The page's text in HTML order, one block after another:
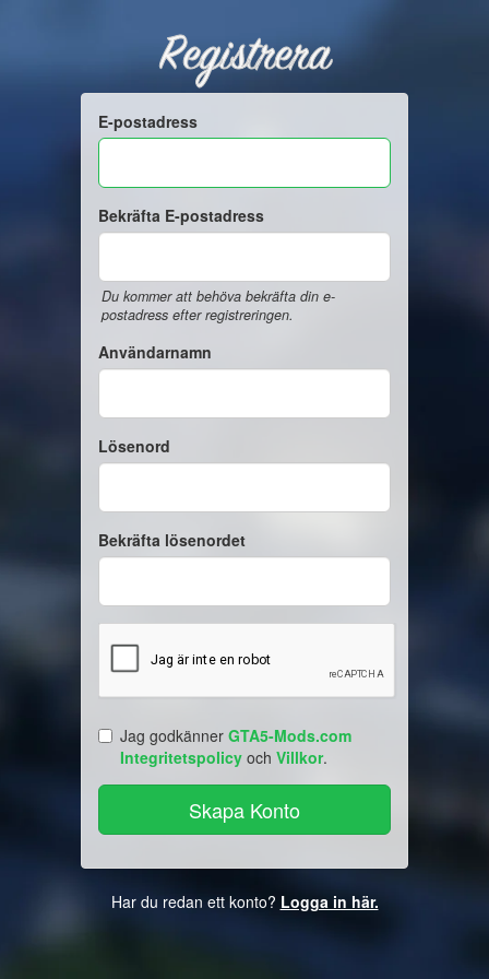
Registrera
E-postadress
Bekräfta E-postadress
Du kommer att behöva bekräfta din e-
postadress efter registreringen.
Användarnamn
Lösenord
Bekräfta lösenordet
Jag godkänner GTA5-Mods.com
Integritetspolicy och Villkor.
Har du redan ett konto? Logga in här.